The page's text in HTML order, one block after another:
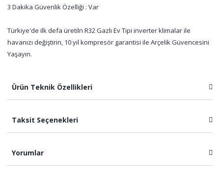
3 Dakika Güvenlik Özelliği : Var
Türkiye'de ilk defa üretiln R32 Gazlı Ev Tipi inverter klimalar ile
havanızı değiştirin, 10 yıl kompresör garantisi ile Arçelik Güvencesini
Yaşayın.
Ürün Teknik Özellikleri
Taksit Seçenekleri
Yorumlar